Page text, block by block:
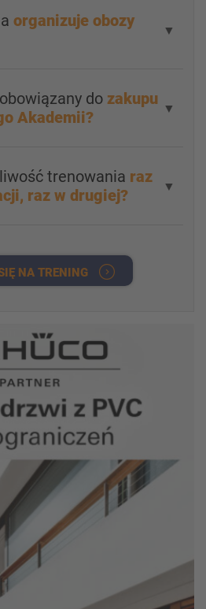
organizuje obozy
▼
do zakupu
Akademii?
▼
trenowania raz
raz w drugiej?
▼
NA TRENING